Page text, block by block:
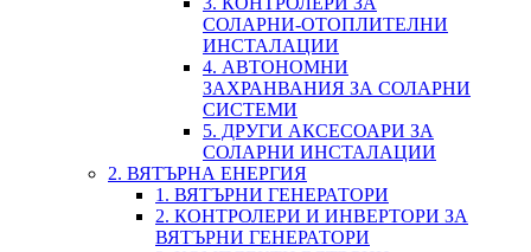
СОЛАРНИ-ОТОПЛИТЕЛНИ
ИНСТАЛАЦИИ
4. АВТОНОМНИ
ЗАХРАНВАНИЯ ЗА СОЛАРНИ
СИСТЕМИ
5. ДРУГИ АКСЕСОАРИ ЗА
СОЛАРНИ ИНСТАЛАЦИИ
2. ВЯТЪРНА ЕНЕРГИЯ
1. ВЯТЪРНИ ГЕНЕРАТОРИ
2. КОНТРОЛЕРИ И ИНВЕРТОРИ ЗА
ВЯТЪРНИ ГЕНЕРАТОРИ